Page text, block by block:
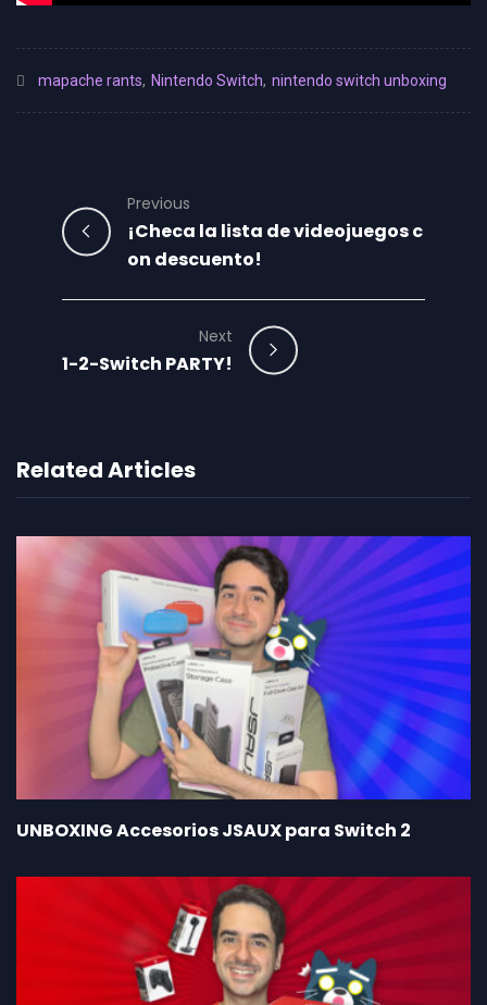
mapache rants, Nintendo Switch, nintendo switch unboxing
Previous
¡Checa la lista de videojuegos c
on descuento!
Next
1-2-Switch PARTY!
Related Articles
UNBOXING Accesorios JSAUX para Switch 2